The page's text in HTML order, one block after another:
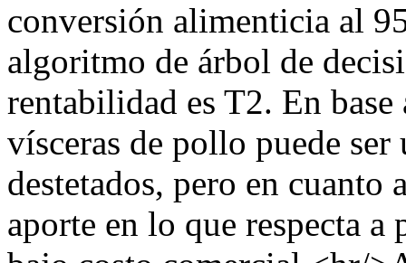
conversión alimenticia al
algoritmo de árbol de
rentabilidad es T2. En
vísceras de pollo puede
destetados, pero en
aporte en lo que respecta